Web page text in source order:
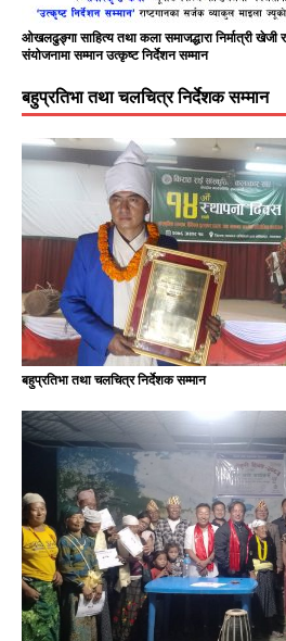
ओखलढुङ्गा साहित्य तथा कला समाजद्धारा निर्मात्री खेजी
संयोजनामा सम्मान उत्कृष्ट निर्देशन सम्मान
बहुप्रतिभा तथा चलचित्र निर्देशक सम्मान
बहुप्रतिभा तथा चलचित्र निर्देशक सम्मान
३ प्रतिशत करबाट पछि हट्यो
जनतालई भार पर्ने भन्दै ३ कर हटाउने निर्णय
स्रोतले जनाएको छ । उक्त विषयलाई तत्कालै
साहले समेत फेसबुक[…]